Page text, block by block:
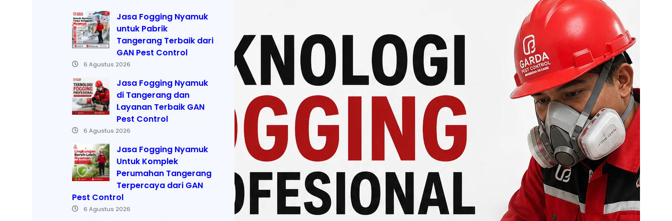
Jasa Fogging Nyamuk
untuk Pabrik
Tangerang Terbaik dari
GAN Pest Control
6 Agustus 2026
Jasa Fogging Nyamuk
di Tangerang dan
Layanan Terbaik GAN
Pest Control
6 Agustus 2026
Jasa Fogging Nyamuk
Untuk Komplek
Perumahan Tangerang
Terpercaya dari GAN
Pest Control
6 Agustus 2026